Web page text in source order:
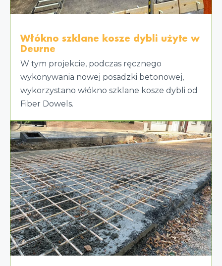
Włókno szklane kosze dybli użyte w
Deurne
W tym projekcie, podczas ręcznego
wykonywania nowej posadzki betonowej,
wykorzystano włókno szklane kosze dybli od
Fiber Dowels.